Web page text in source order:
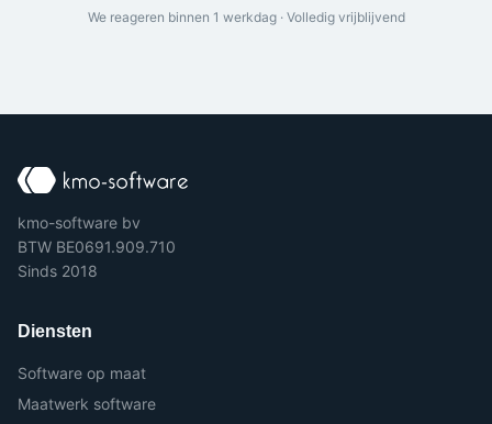
We reageren binnen 1 werkdag · Volledig vrijblijvend
kmo-software bv
BTW BE0691.909.710
Sinds 2018
Diensten
Software op maat
Maatwerk software